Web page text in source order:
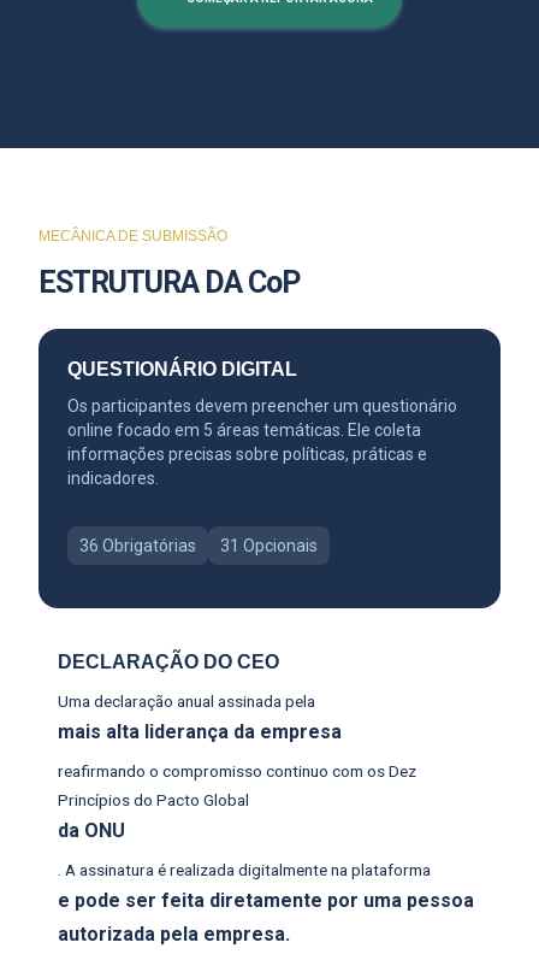
MECÂNICA DE SUBMISSÃO
ESTRUTURA DA CoP
QUESTIONÁRIO DIGITAL
Os participantes devem preencher um questionário
online focado em 5 áreas temáticas. Ele coleta
informações precisas sobre políticas, práticas e
indicadores.
36 Obrigatórias 31 Opcionais
DECLARAÇÃO DO CEO
Uma declaração anual assinada pela
mais alta liderança da empresa
reafirmando o compromisso continuo com os Dez
Princípios do Pacto Global
da ONU
. A assinatura é realizada digitalmente na plataforma
e pode ser feita diretamente por uma pessoa
autorizada pela empresa.